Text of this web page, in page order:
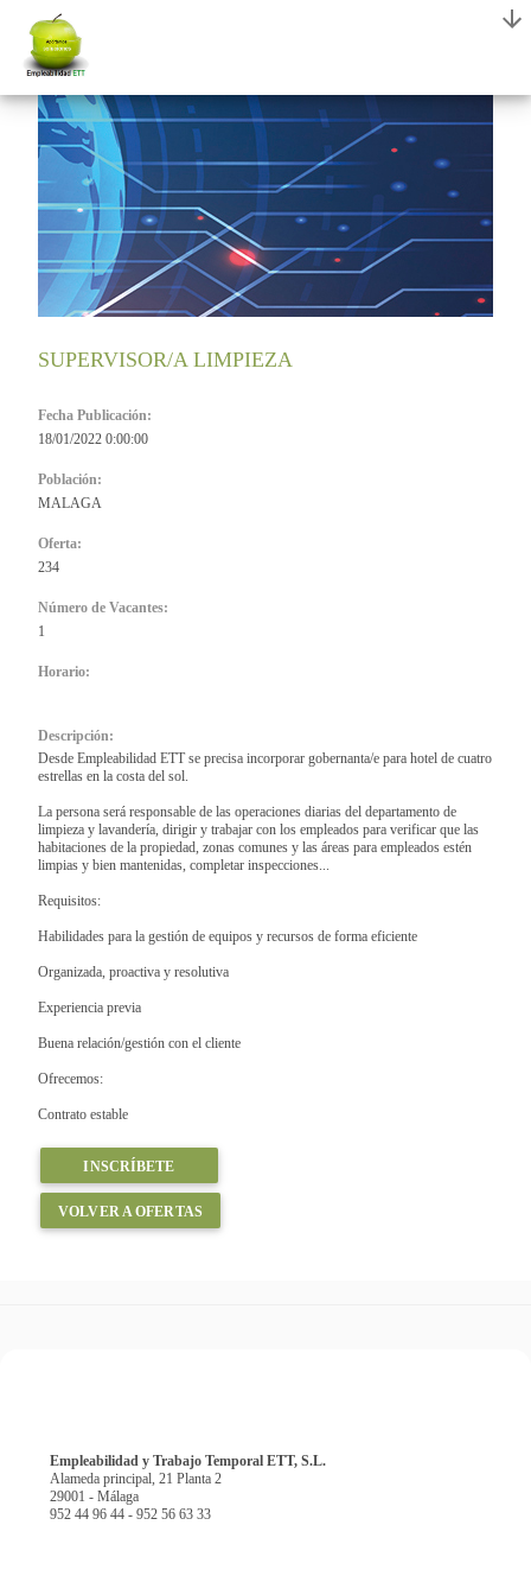
SUPERVISOR/A LIMPIEZA
Fecha Publicación:
18/01/2022 0:00:00
Población:
MALAGA
Oferta:
234
Número de Vacantes:
1
Horario:
Descripción:
Desde Empleabilidad ETT se precisa incorporar gobernanta/e para hotel de cuatro
estrellas en la costa del sol.
La persona será responsable de las operaciones diarias del departamento de
limpieza y lavandería, dirigir y trabajar con los empleados para verificar que las
habitaciones de la propiedad, zonas comunes y las áreas para empleados estén
limpias y bien mantenidas, completar inspecciones...
Requisitos:
Habilidades para la gestión de equipos y recursos de forma eficiente
Organizada, proactiva y resolutiva
Experiencia previa
Buena relación/gestión con el cliente
Ofrecemos:
Contrato estable
INSCRÍBETE
VOLVER A OFERTAS
Empleabilidad y Trabajo Temporal ETT, S.L.
Alameda principal, 21 Planta 2
29001 - Málaga
952 44 96 44 - 952 56 63 33